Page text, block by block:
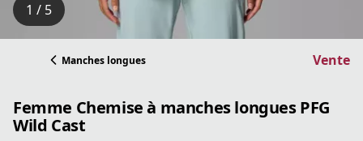
1 / 5
Manches longues Vente
Femme Chemise à manches longues PFG
Wild Cast